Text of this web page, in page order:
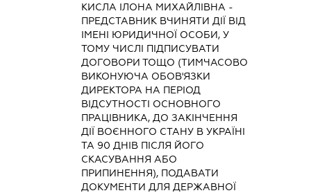
КИСЛА ІЛОНА МИХАЙЛІВНА -
ПРЕДСТАВНИК ВЧИНЯТИ ДІЇ ВІД
ІМЕНІ ЮРИДИЧНОЇ ОСОБИ, У
ТОМУ ЧИСЛІ ПІДПИСУВАТИ
ДОГОВОРИ ТОЩО (ТИМЧАСОВО
ВИКОНУЮЧА ОБОВ'ЯЗКИ
ДИРЕКТОРА НА ПЕРІОД
ВІДСУТНОСТІ ОСНОВНОГО
ПРАЦІВНИКА, ДО ЗАКІНЧЕННЯ
ДІЇ ВОЄННОГО СТАНУ В УКРАЇНІ
ТА 90 ДНІВ ПІСЛЯ ЙОГО
СКАСУВАННЯ АБО
ПРИПИНЕННЯ), ПОДАВАТИ
ДОКУМЕНТИ ДЛЯ ДЕРЖАВНОЇ